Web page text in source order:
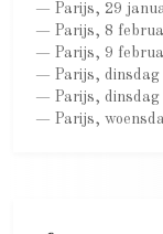
— Parijs, 29
— Parijs, 8
— Parijs, 9
— Parijs, dinsdag
— Parijs, dinsdag
— Parijs,